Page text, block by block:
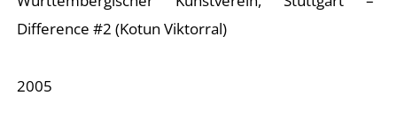
Difference #2 (Kotun Viktorral)
2005